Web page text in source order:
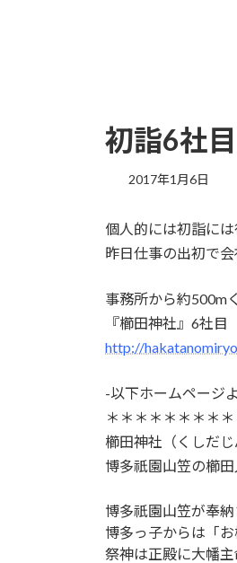
初詣6社
2017年1月6日
個人的には初詣には
昨日仕事の出初で会
事務所から約500m
『櫛田神社』6社目
http://
-以下ホームページ
＊＊＊＊＊＊＊＊
櫛田神社（くしだじ
博多祇園山笠の櫛
博多祇園山笠が奉
博多っ子からは「
祭神は正殿に大幡